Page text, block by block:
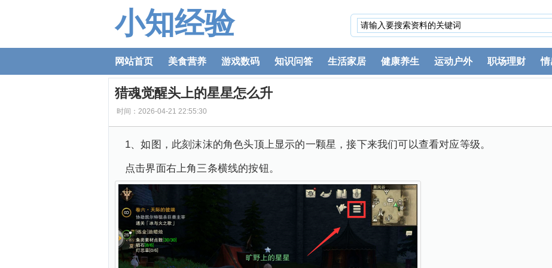
小知经验
网站首页 美食营养 游戏数码 知识问答 生活家居 健康养生 运动户外 职场理财 情
猎魂觉醒头上的星星怎么升
时间：2026-04-21 22:55:30
1、如图，此刻沫沫的角色头顶上显示的一颗星，接下来我们可以查看对应等级。
点击界面右上角三条横线的按钮。